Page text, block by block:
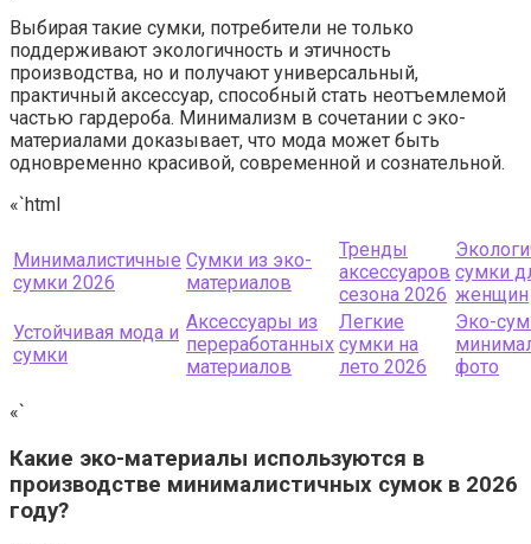
Выбирая такие сумки, потребители не только
поддерживают экологичность и этичность
производства, но и получают универсальный,
практичный аксессуар, способный стать неотъемлемой
частью гардероба. Минимализм в сочетании с эко-
материалами доказывает, что мода может быть
одновременно красивой, современной и сознательной.
«`html
Минималистичные
сумки 2026
Сумки из эко-
материалов
Тренды
аксессуаров
сезона 2026
сумки
женщин
Устойчивая мода и
сумки
Аксессуары из
переработанных
материалов
Легкие
сумки на
лето 2026
Эко-
фото
«`
Какие эко-материалы используются в
производстве минималистичных сумок в 2026
году?